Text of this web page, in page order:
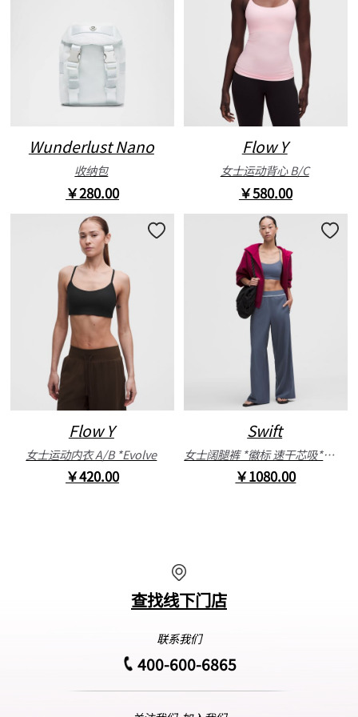
Wunderlust Nano
收纳包
￥280.00
Flow Y
女士运动背心 B/C
￥580.00
Flow Y
女士运动内衣 A/B *Evolve
￥420.00
Swift
女士阔腿裤 *徽标 速干芯吸*亚洲版型
￥1080.00
查找线下门店
联系我们
400-600-6865